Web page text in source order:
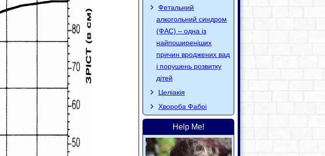
Фетальний
алкогольний синдром
(ФАС) – одна із
найпоширеніших
причин вроджених вад
і порушень розвитку
дітей
Целіакія
Хвороба Фaбpi
Help Me!